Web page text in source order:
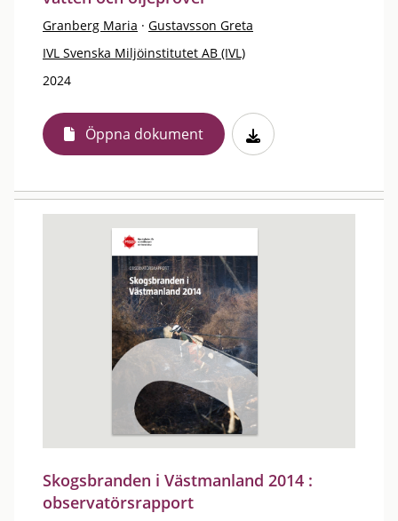
Granberg Maria · Gustavsson Greta
IVL Svenska Miljöinstitutet AB (IVL)
2024
Öppna dokument
Skogsbranden i Västmanland 2014 :
observatörsrapport